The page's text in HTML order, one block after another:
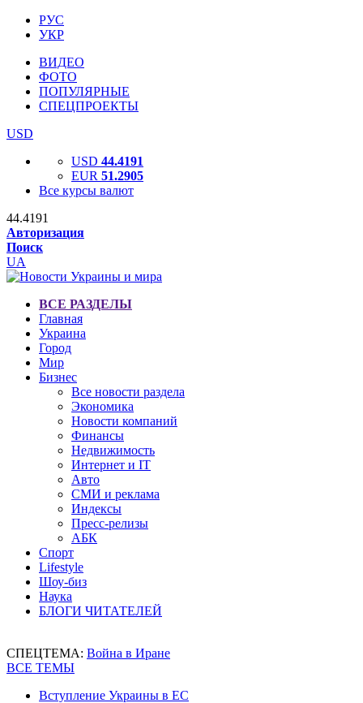
РУС
УКР
ВИДЕО
ФОТО
ПОПУЛЯРНЫЕ
СПЕЦПРОЕКТЫ
USD
USD 44.4191
EUR 51.2905
Все курсы валют
44.4191
Авторизация
Поиск
UA
ВСЕ РАЗДЕЛЫ
Главная
Украина
Город
Мир
Бизнес
Все новости раздела
Экономика
Новости компаний
Финансы
Недвижимость
Интернет и IT
Авто
СМИ и реклама
Индексы
Пресс-релизы
АБК
Спорт
Lifestyle
Шоу-биз
Наука
БЛОГИ ЧИТАТЕЛЕЙ
СПЕЦТЕМА: Война в Иране
ВСЕ ТЕМЫ
Вступление Украины в ЕС